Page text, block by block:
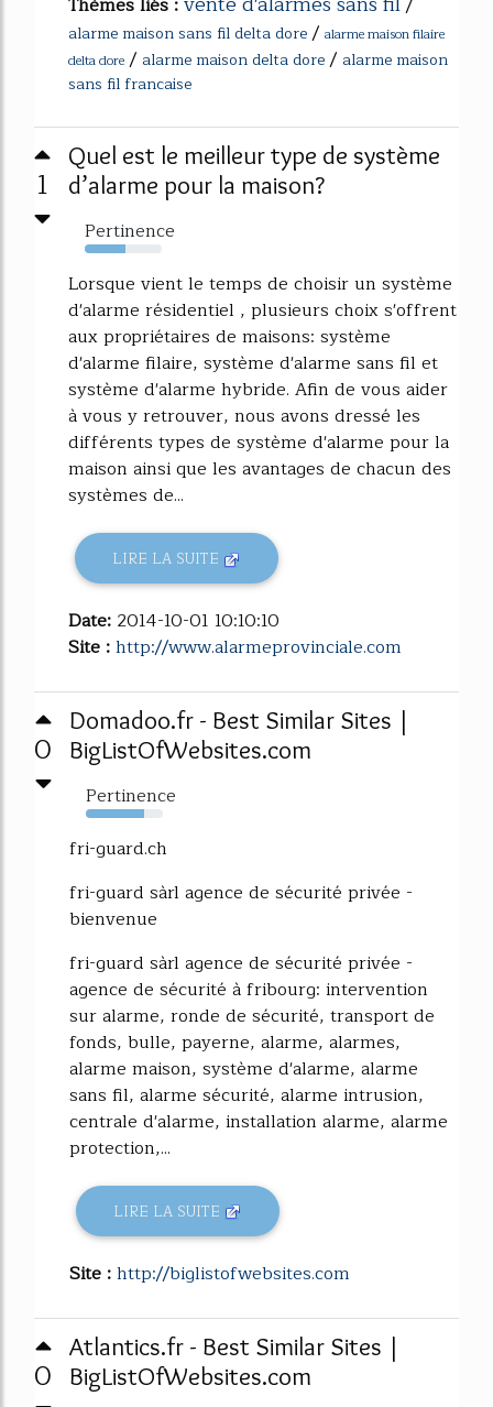
Thèmes liés : /
alarme maison sans fil delta dore/ alarme maison filaire
delta dore / alarme maison delta dore/ alarme maison
sans fil francaise
1
Quel est le meilleur type de système
d’alarme pour la maison?
Pertinence
53%
Lorsque vient le temps de choisir un système
d'alarme résidentiel , plusieurs choix s'offrent
aux propriétaires de maisons: système
d'alarme filaire, système d'alarme sans fil et
système d'alarme hybride. Afin de vous aider
à vous y retrouver, nous avons dressé les
différents types de système d'alarme pour la
maison ainsi que les avantages de chacun des
systèmes de...
LIRE LA SUITE
Date: 2014-10-01 10:10:10
Site :http://www.alarmeprovinciale.com
0
Domadoo.fr - Best Similar Sites |
BigListOfWebsites.com
Pertinence
76%
fri-guard.ch
fri-guard sàrl agence de sécurité privée -
bienvenue
fri-guard sàrl agence de sécurité privée -
agence de sécurité à fribourg: intervention
sur alarme, ronde de sécurité, transport de
fonds, bulle, payerne, alarme, alarmes,
alarme maison, système d'alarme, alarme
sans fil, alarme sécurité, alarme intrusion,
centrale d'alarme, installation alarme, alarme
protection,...
LIRE LA SUITE
Site :http://biglistofwebsites.com
0
Atlantics.fr - Best Similar Sites |
BigListOfWebsites.com